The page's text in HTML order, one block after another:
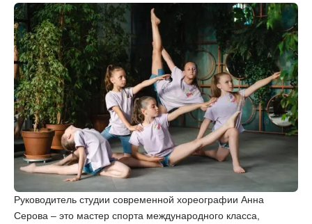
Руководитель студии современной хореографии Анна
Серова – это мастер спорта международного класса,